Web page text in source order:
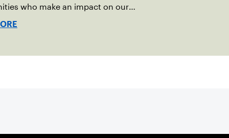
who make an impact on our
on and off the court.